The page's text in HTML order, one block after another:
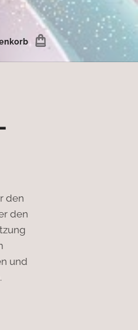
den
den
und